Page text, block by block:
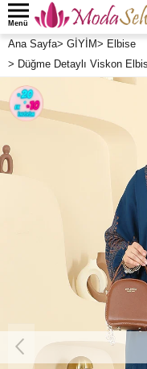
Menü
Ana Sayfa> GİYİM> Elbise
> Düğme Detaylı Viskon